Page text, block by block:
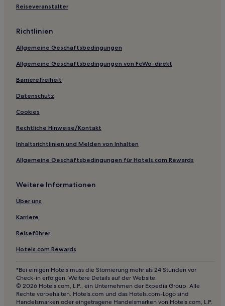
Elk Horn Hotels
Hotels nahe Merle Hay Mall
Hotels nahe Iowa State University
Jamaica Hotels
Fontanelle Hotels
Jefferson Hotels
Gray Hotels
Patterson Hotels
Wiota Hotels
Historic East Village: Hotels
Yale Hotels
Hotels nahe Lake Anita
Adair Hotels
Luther Hotels
Ogden Hotels
Orient Hotels
St. Marys Hotels
Reiseveranstalter
Richtlinien
Allgemeine Geschäftsbedingungen
Allgemeine Geschäftsbedingungen von FeWo-direkt
Barrierefreiheit
Datenschutz
Cookies
Rechtliche Hinweise/Kontakt
Inhaltsrichtlinien und Melden von Inhalten
Allgemeine Geschäftsbedingungen für Hotels.com Rewards
Weitere Informationen
Über uns
Karriere
Reiseführer
Hotels.com Rewards
*Bei einigen Hotels muss die Stornierung mehr als 24 Stunden vor
Check-in erfolgen. Weitere Details auf der Website.
© 2026 Hotels.com, L.P., ein Unternehmen der Expedia Group. Alle
Rechte vorbehalten. Hotels.com und das Hotels.com-Logo sind
Handelsmarken oder eingetragene Handelsmarken von Hotels.com, L.P.